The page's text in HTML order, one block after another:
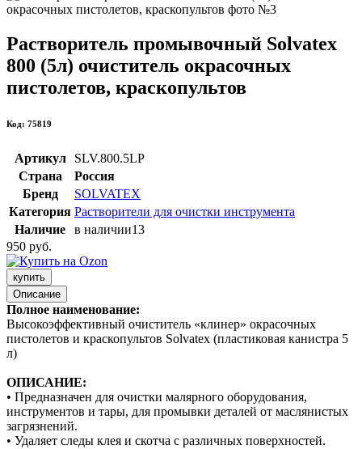
Растворитель промывочный Solvatex
800 (5л) очиститель окрасочных
пистолетов, краскопультов
Код: 75819
Артикул
SLV.800.5LP
Страна
Россия
Бренд
SOLVATEX
Категория Растворители для очистки инструмента
Наличие
в наличии13
950 руб.
купить
Описание
Полное наименование:
Высокоэффективный очиститель «клинер» окрасочных
пистолетов и краскопультов Solvatex (пластиковая канистра 5
л)
ОПИСАНИЕ:
• Предназначен для очистки малярного оборудования,
инструментов и тары, для промывки деталей от маслянистых
загрязнений.
• Удаляет следы клея и скотча с различных поверхностей.